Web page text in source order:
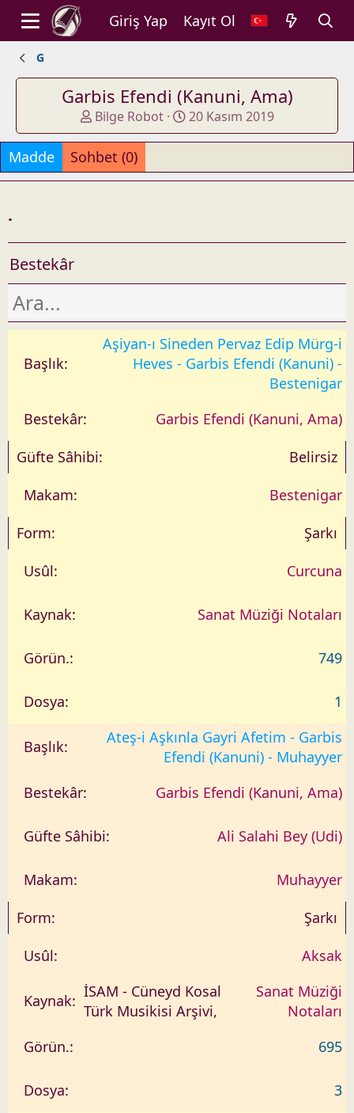
Giriş Yap Kayıt Ol
G
Garbis Efendi (Kanuni, Ama)
A
d
d
e
d
Bilge Robot
O
l
ş
t
u
u
t
a
h
20 Kasım 2019
Madde Sohbet (0)
.
Bestekâr
Aşiyan-ı Sineden Pervaz Edip Mürg-i
Heves - Garbis Efendi (Kanuni) -
Bestenigar
Garbis Efendi (Kanuni, Ama)
Belirsiz
Bestenigar
Şarkı
Curcuna
Sanat Müziği Notaları
749
1
Ateş-i Aşkınla Gayri Afetim - Garbis
Efendi (Kanuni) - Muhayyer
Garbis Efendi (Kanuni, Ama)
Ali Salahi Bey (Udi)
Muhayyer
Şarkı
Aksak
İSAM - Cüneyd Kosal
Türk Musikisi Arşivi,
Sanat Müziği
Notaları
695
3